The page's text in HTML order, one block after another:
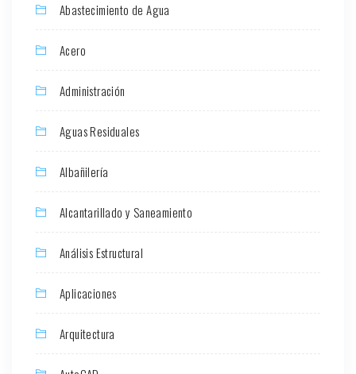
Abastecimiento de Agua
Acero
Administración
Aguas Residuales
Albañilería
Alcantarillado y Saneamiento
Análisis Estructural
Aplicaciones
Arquitectura